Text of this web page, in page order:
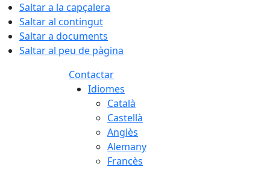
Saltar a la capçalera
Saltar al contingut
Saltar a documents
Saltar al peu de pàgina
Contactar
Idiomes
Català
Castellà
Anglès
Alemany
Francès